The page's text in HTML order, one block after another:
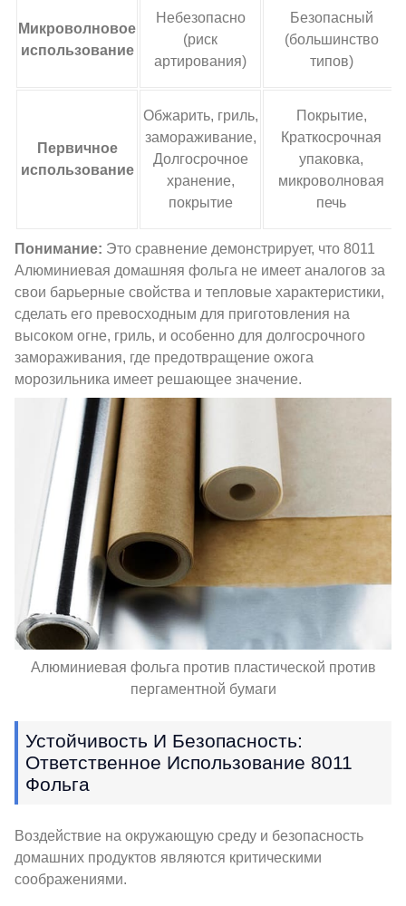
Микроволновое
использование
Небезопасно
(риск
артирования)
Безопасный
(большинство
типов)
Первичное
использование
Обжарить, гриль,
замораживание,
Долгосрочное
хранение,
покрытие
Покрытие,
Краткосрочная
упаковка,
микроволновая
печь
Понимание: Это сравнение демонстрирует, что 8011
Алюминиевая домашняя фольга не имеет аналогов за
свои барьерные свойства и тепловые характеристики,
сделать его превосходным для приготовления на
высоком огне, гриль, и особенно для долгосрочного
замораживания, где предотвращение ожога
морозильника имеет решающее значение.
Алюминиевая фольга против пластической против
пергаментной бумаги
Устойчивость И Безопасность:
Ответственное Использование 8011
Фольга
Воздействие на окружающую среду и безопасность
домашних продуктов являются критическими
соображениями.